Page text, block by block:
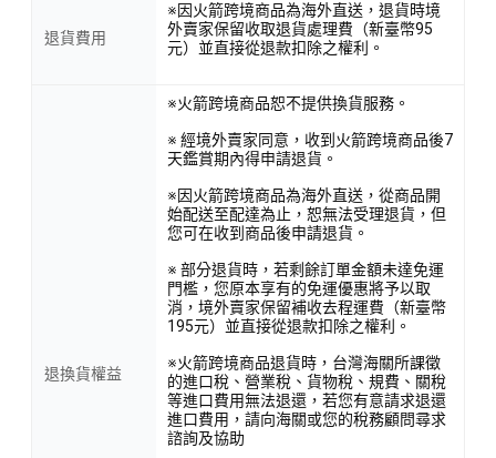
退貨費用
※因火箭跨境商品為海外直送，退貨時境
外賣家保留收取退貨處理費（新臺幣95
元）並直接從退款扣除之權利。
退換貨權益
※火箭跨境商品恕不提供換貨服務。
※ 經境外賣家同意，收到火箭跨境商品後7
天鑑賞期內得申請退貨。
※因火箭跨境商品為海外直送，從商品開
始配送至配達為止，恕無法受理退貨，但
您可在收到商品後申請退貨。
※ 部分退貨時，若剩餘訂單金額未達免運
門檻，您原本享有的免運優惠將予以取
消，境外賣家保留補收去程運費（新臺幣
195元）並直接從退款扣除之權利。
※火箭跨境商品退貨時，台灣海關所課徵
的進口稅、營業稅、貨物稅、規費、關稅
等進口費用無法退還，若您有意請求退還
進口費用，請向海關或您的稅務顧問尋求
諮詢及協助